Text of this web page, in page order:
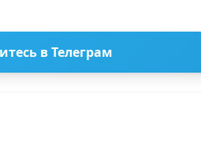
в Телеграм